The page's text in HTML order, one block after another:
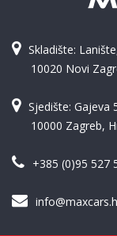
Skladište:
10020 Novi
Sjedište: Gajeva
10000 Zagreb,
+385 (0)95 527